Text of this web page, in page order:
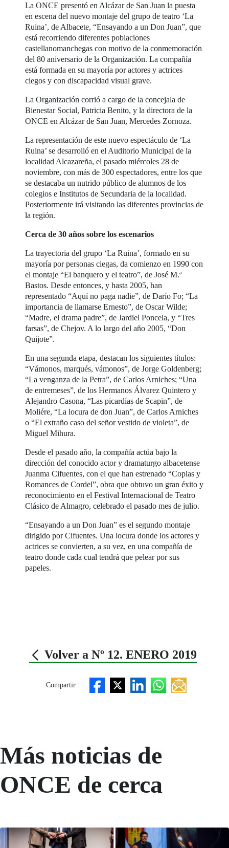
La ONCE presentó en Alcázar de San Juan la puesta
en escena del nuevo montaje del grupo de teatro ‘La
Ruina’, de Albacete, “Ensayando a un Don Juan”, que
está recorriendo diferentes poblaciones
castellanomanchegas con motivo de la conmemoración
del 80 aniversario de la Organización. La compañía
está formada en su mayoría por actores y actrices
ciegos y con discapacidad visual grave.
La Organización corrió a cargo de la concejala de
Bienestar Social, Patricia Benito, y la directora de la
ONCE en Alcázar de San Juan, Mercedes Zornoza.
La representación de este nuevo espectáculo de ‘La
Ruina’ se desarrolló en el Auditorio Municipal de la
localidad Alcazareña, el pasado miércoles 28 de
noviembre, con más de 300 espectadores, entre los que
se destacaba un nutrido público de alumnos de los
colegios e Institutos de Secundaria de la localidad.
Posteriormente irá visitando las diferentes provincias de
la región.
Cerca de 30 años sobre los escenarios
La trayectoria del grupo ‘La Ruina’, formado en su
mayoría por personas ciegas, da comienzo en 1990 con
el montaje “El banquero y el teatro”, de José M.ª
Bastos. Desde entonces, y hasta 2005, han
representado “Aquí no paga nadie”, de Darío Fo; “La
importancia de llamarse Ernesto”, de Oscar Wilde;
“Madre, el drama padre”, de Jardiel Poncela, y “Tres
farsas”, de Chejov. A lo largo del año 2005, “Don
Quijote”.
En una segunda etapa, destacan los siguientes títulos:
“Vámonos, marqués, vámonos”, de Jorge Goldenberg;
“La venganza de la Petra”, de Carlos Arniches; “Una
de entremeses”, de los Hermanos Álvarez Quintero y
Alejandro Casona, “Las picardías de Scapin”, de
Moliére, “La locura de don Juan”, de Carlos Arniches
o “El extraño caso del señor vestido de violeta”, de
Miguel Mihura.
Desde el pasado año, la compañía actúa bajo la
dirección del conocido actor y dramaturgo albacetense
Juanma Cifuentes, con el que han estrenado “Coplas y
Romances de Cordel”, obra que obtuvo un gran éxito y
reconocimiento en el Festival Internacional de Teatro
Clásico de Almagro, celebrado el pasado mes de julio.
“Ensayando a un Don Juan” es el segundo montaje
dirigido por Cifuentes. Una locura donde los actores y
actrices se convierten, a su vez, en una compañía de
teatro donde cada cual tendrá que pelear por sus
papeles.
Volver a Nº 12. ENERO 2019
Compartir :
Más noticias de
ONCE de cerca